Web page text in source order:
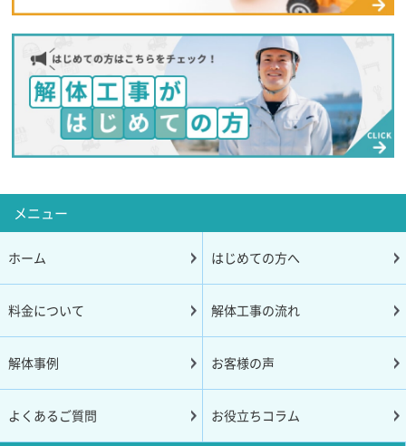
メニュー
ホーム はじめての方へ
料金について 解体工事の流れ
解体事例 お客様の声
よくあるご質問 お役立ちコラム